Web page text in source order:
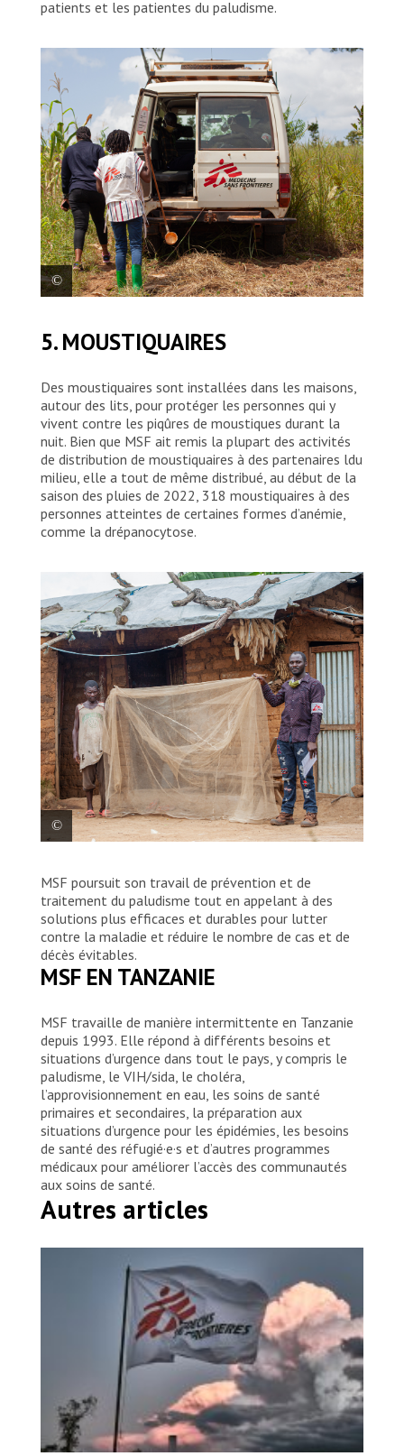
patients et les patientes du paludisme.
En tuant les moustiques au stade larvaire à
l’intérieur et à l’extérieur, on intervient
infecter quiconque avec la maladie.
MSF/Cynthia D’Cruz
5. MOUSTIQUAIRES
Des moustiquaires sont installées dans les maisons,
autour des lits, pour protéger les personnes qui y
vivent contre les piqûres de moustiques durant la
nuit. Bien que MSF ait remis la plupart des activités
de distribution de moustiquaires à des partenaires ldu
milieu, elle a tout de même distribué, au début de la
saison des pluies de 2022, 318 moustiquaires à des
personnes atteintes de certaines formes d’anémie,
comme la drépanocytose.
Sibomana Louis, un réfugié burundais qui vit
dans le camp de Nduta depuis 2015, tient
la moustiquaire qu’il a reçue de MSF, en
compagnie de Fulgence Irakoze, superviseur
de la lutte antivectorielle de MSF.
MSF/Cynthia D’Cruz
MSF poursuit son travail de prévention et de
traitement du paludisme tout en appelant à des
solutions plus efficaces et durables pour lutter
contre la maladie et réduire le nombre de cas et de
décès évitables.
MSF EN TANZANIE
MSF travaille de manière intermittente en Tanzanie
depuis 1993. Elle répond à différents besoins et
situations d’urgence dans tout le pays, y compris le
paludisme, le VIH/sida, le choléra,
l’approvisionnement en eau, les soins de santé
primaires et secondaires, la préparation aux
situations d’urgence pour les épidémies, les besoins
de santé des réfugié·e·s et d’autres programmes
médicaux pour améliorer l’accès des communautés
aux soins de santé.
Autres articles